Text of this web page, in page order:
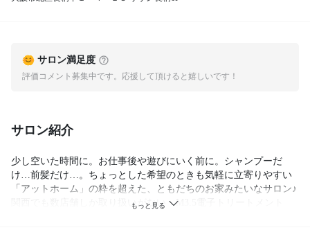
サロン満足度
評価コメント募集中です。応援して頂けると嬉しいです！
サロン紹介
少し空いた時間に。お仕事後や遊びにいく前に。シャンプーだ
け…前髪だけ…。ちょっとした希望のときも気軽に立寄りやすい
「アットホーム」の粋を超えた、ともだちのお家みたいなサロン♪
関西でも数店舗しか取り扱いがない　M3.5電子トリートメント